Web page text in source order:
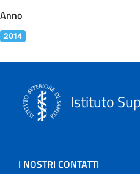
Anno
2014
Istituto
I NOSTRI CONTATTI